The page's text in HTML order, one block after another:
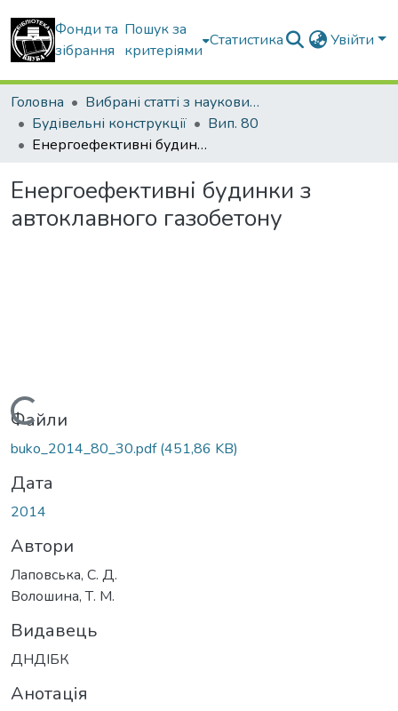
Фонди та
зібрання
Пошук за
критеріями
Статистика Увійти
Головна
Вибрані статті з наукових збірників КНУБА
Будівельні конструкції
Вип. 80
Енергоефективні будинки з автоклавного газобетону
Енергоефективні будинки з
автоклавного газобетону
Вантажиться...
Файли
buko_2014_80_30.pdf(451,86 KB)
Дата
2014
Автори
Лаповська, С. Д.
Волошина, Т. М.
Видавець
ДНДІБК
Анотація